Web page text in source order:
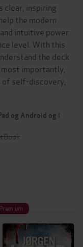
clear, inspiring
the modern
intuitive power
level. With this
the deck
importantly,
of self-discovery,
og Android og i
Premium